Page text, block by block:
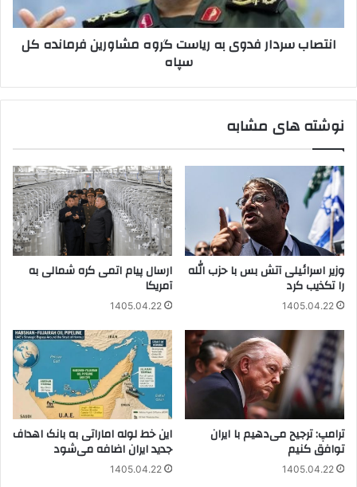
فرمانده
کل
سپاه
انتصاب سردار فدوی به ریاست گروه مشاورین فرمانده کل
سپاه
نوشته های مشابه
وزیر اسرائیلی آتش بس با حزب الله
را تکذیب کرد
1405.04.22
ارسال پیام اتمی کره شمالی به
آمریکا
1405.04.22
ترامپ: ترجیح می‌دهیم با ایران
توافق کنیم
1405.04.22
این خط لوله اماراتی به بانک اهداف
جدید ایران اضافه می‌شود
1405.04.22